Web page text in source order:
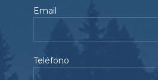
Email
Teléfono